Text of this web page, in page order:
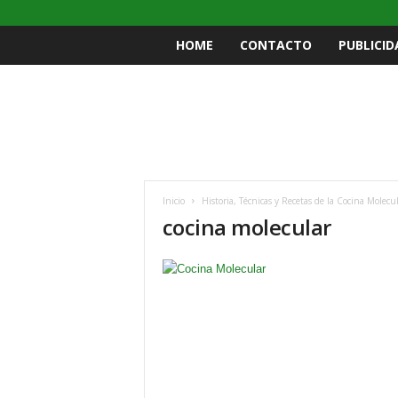
HOME CONTACTO
Inicio Historia, Técnicas y Recetas de la Cocina
cocina molecular